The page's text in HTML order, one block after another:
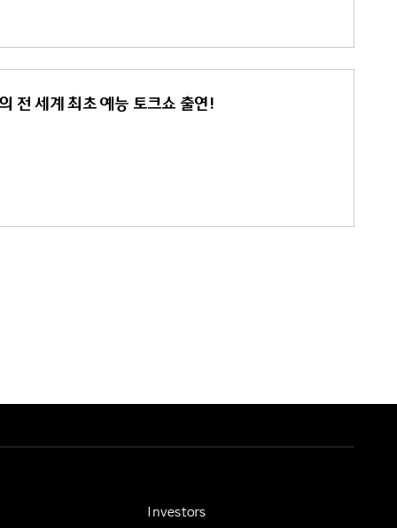
전 세계 최초 예능 토크쇼 출연!
Investors